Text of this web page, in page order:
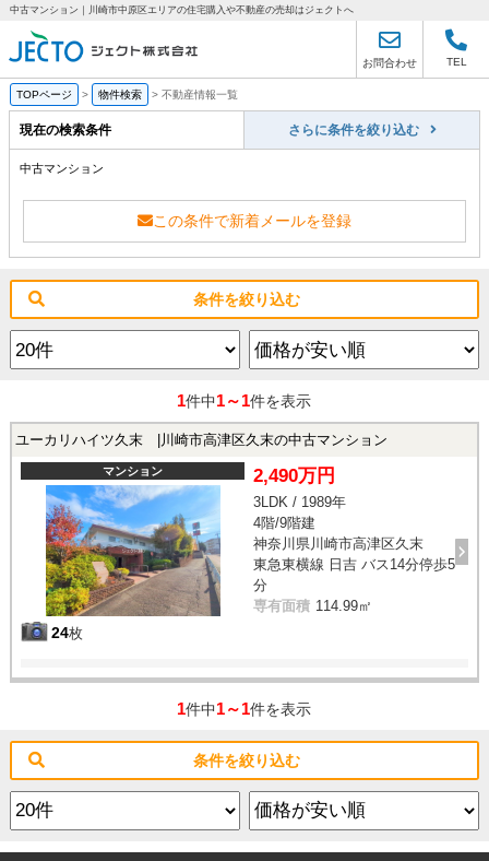
中古マンション｜川崎市中原区エリアの住宅購入や不動産の売却はジェクトへ
お問合わせ TEL
TOPページ > 物件検索 > 不動産情報一覧
現在の検索条件 さらに条件を絞り込む
中古マンション
この条件で新着メールを登録
条件を絞り込む
1件中1～1件を表示
ユーカリハイツ久末 |川崎市高津区久末の中古マンション
マンション
24枚
2,490万円
3LDK / 1989年
4階/9階建
神奈川県川崎市高津区久末
東急東横線 日吉 バス14分停歩5
分
専有面積 114.99㎡
1件中1～1件を表示
条件を絞り込む